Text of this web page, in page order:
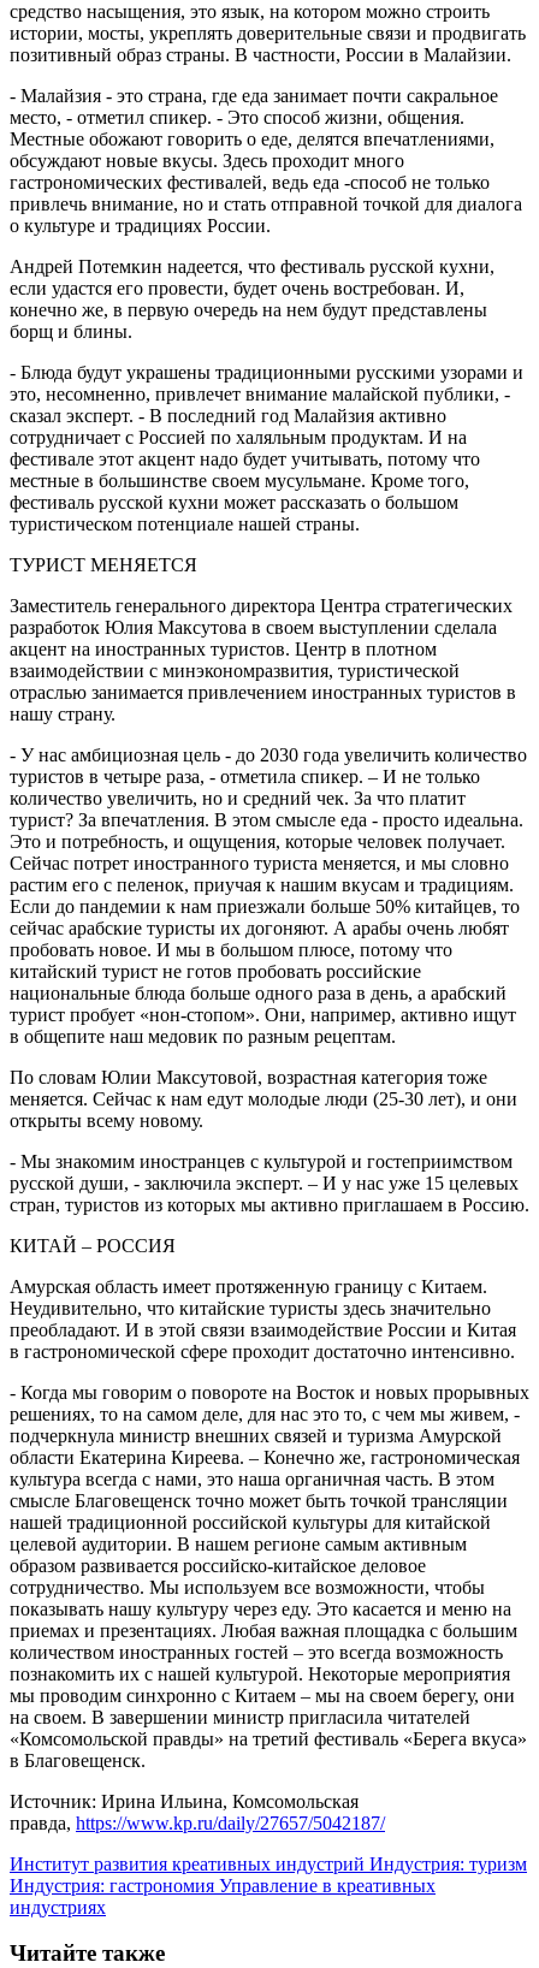
средство насыщения, это язык, на котором можно строить
истории, мосты, укреплять доверительные связи и продвигать
позитивный образ страны. В частности, России в Малайзии.
- Малайзия - это страна, где еда занимает почти сакральное
место, - отметил спикер. - Это способ жизни, общения.
Местные обожают говорить о еде, делятся впечатлениями,
обсуждают новые вкусы. Здесь проходит много
гастрономических фестивалей, ведь еда -способ не только
привлечь внимание, но и стать отправной точкой для диалога
о культуре и традициях России.
Андрей Потемкин надеется, что фестиваль русской кухни,
если удастся его провести, будет очень востребован. И,
конечно же, в первую очередь на нем будут представлены
борщ и блины.
- Блюда будут украшены традиционными русскими узорами и
это, несомненно, привлечет внимание малайской публики, -
сказал эксперт. - В последний год Малайзия активно
сотрудничает с Россией по халяльным продуктам. И на
фестивале этот акцент надо будет учитывать, потому что
местные в большинстве своем мусульмане. Кроме того,
фестиваль русской кухни может рассказать о большом
туристическом потенциале нашей страны.
ТУРИСТ МЕНЯЕТСЯ
Заместитель генерального директора Центра стратегических
разработок Юлия Максутова в своем выступлении сделала
акцент на иностранных туристов. Центр в плотном
взаимодействии с минэкономразвития, туристической
отраслью занимается привлечением иностранных туристов в
нашу страну.
- У нас амбициозная цель - до 2030 года увеличить количество
туристов в четыре раза, - отметила спикер. – И не только
количество увеличить, но и средний чек. За что платит
турист? За впечатления. В этом смысле еда - просто идеальна.
Это и потребность, и ощущения, которые человек получает.
Сейчас потрет иностранного туриста меняется, и мы словно
растим его с пеленок, приучая к нашим вкусам и традициям.
Если до пандемии к нам приезжали больше 50% китайцев, то
сейчас арабские туристы их догоняют. А арабы очень любят
пробовать новое. И мы в большом плюсе, потому что
китайский турист не готов пробовать российские
национальные блюда больше одного раза в день, а арабский
турист пробует «нон-стопом». Они, например, активно ищут
в общепите наш медовик по разным рецептам.
По словам Юлии Максутовой, возрастная категория тоже
меняется. Сейчас к нам едут молодые люди (25-30 лет), и они
открыты всему новому.
- Мы знакомим иностранцев с культурой и гостеприимством
русской души, - заключила эксперт. – И у нас уже 15 целевых
стран, туристов из которых мы активно приглашаем в Россию.
КИТАЙ – РОССИЯ
Амурская область имеет протяженную границу с Китаем.
Неудивительно, что китайские туристы здесь значительно
преобладают. И в этой связи взаимодействие России и Китая
в гастрономической сфере проходит достаточно интенсивно.
- Когда мы говорим о повороте на Восток и новых прорывных
решениях, то на самом деле, для нас это то, с чем мы живем, -
подчеркнула министр внешних связей и туризма Амурской
области Екатерина Киреева. – Конечно же, гастрономическая
культура всегда с нами, это наша органичная часть. В этом
смысле Благовещенск точно может быть точкой трансляции
нашей традиционной российской культуры для китайской
целевой аудитории. В нашем регионе самым активным
образом развивается российско-китайское деловое
сотрудничество. Мы используем все возможности, чтобы
показывать нашу культуру через еду. Это касается и меню на
приемах и презентациях. Любая важная площадка с большим
количеством иностранных гостей – это всегда возможность
познакомить их с нашей культурой. Некоторые мероприятия
мы проводим синхронно с Китаем – мы на своем берегу, они
на своем. В завершении министр пригласила читателей
«Комсомольской правды» на третий фестиваль «Берега вкуса»
в Благовещенск.
Источник: Ирина Ильина, Комсомольская
правда, https://www.kp.ru/daily/27657/5042187/
Институт развития креативных индустрий Индустрия: туризм
Индустрия: гастрономия Управление в креативных
индустриях
Читайте также